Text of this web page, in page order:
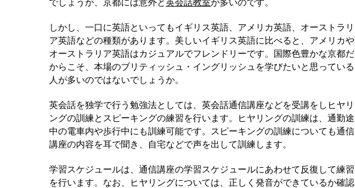
でしょうか、京都には意外と英会話教室が多いのです。
しかし、一口に英語といってもイギリス英語、アメリカ英語、オーストラリ
ア英語などの種類があります。美しいイギリス英語に比べると、アメリカや
オーストラリア英語はカジュアルでフレンドリーです。国際色豊かな京都だ
からこそ、本場のブリティッシュ・イングリッシュを学びたいと思っている
人が多いのではないでしょうか。
英会話を独学で行う勉強法としては、英会話通信講座などを受講をしヒヤリ
ングの訓練とスピーキングの練習を行います。ヒヤリングの訓練は、通勤途
中の電車内や歩行中にも訓練可能です。スピーキングの訓練についても通信
講座の内容を耳で聞き、自宅などで声を出して訓練します。
学習スケジュールは、通信講座の学習スケジュールにあわせて反復して練習
を行います。なお、ヒヤリングについては、正しく発音ができているか確認